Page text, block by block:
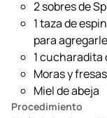
Ingredientes
80 gramos
1 huevo y 2
1/3 taza de
2 sobres de
1 taza de
para